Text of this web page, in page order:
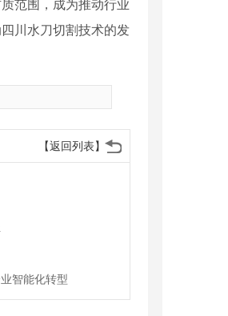
范围，成为推动行业
川水刀切割技术的发
【返回列表】
智能化转型